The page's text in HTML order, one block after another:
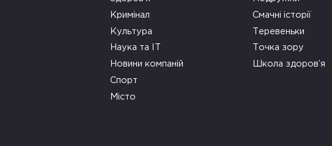
Кримінал
Культура
Наука та ІТ
Новини компаній
Спорт
Місто
Смачні історії
Теревеньки
Точка зору
Школа здоров’я